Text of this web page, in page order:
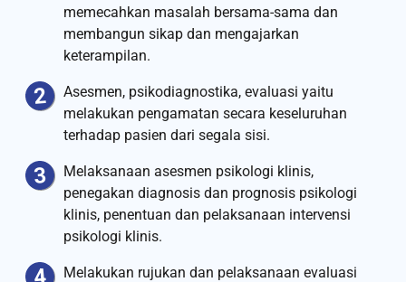
memecahkan masalah bersama-sama dan
membangun sikap dan mengajarkan
keterampilan.
Asesmen, psikodiagnostika, evaluasi yaitu
melakukan pengamatan secara keseluruhan
terhadap pasien dari segala sisi.
Melaksanaan asesmen psikologi klinis,
penegakan diagnosis dan prognosis psikologi
klinis, penentuan dan pelaksanaan intervensi
psikologi klinis.
Melakukan rujukan dan pelaksanaan evaluasi